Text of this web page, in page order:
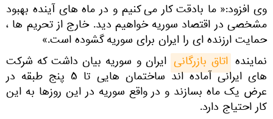
وی افزود:« ما بادقت کار می کنیم و در ماه های آینده بهبود
مشخصی در اقتصاد سوریه خواهیم دید. خارج از تحریم ها ،
حمایت ارزنده ای را ایران برای سوریه گشوده است.»
نماینده اتاق بازرگانی ایران و سوریه بیان داشت که شرکت
های ایرانی آماده اند ساختمان هایی تا ۵ پنج طبقه در
عرض یک ماه بسازند و در واقع سوریه در این روزها به این
کار احتیاج دارد.